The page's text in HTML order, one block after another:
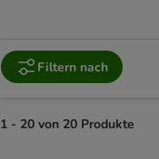
Filtern nach
1 - 20 von 20 Produkte